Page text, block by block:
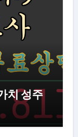
치 성주